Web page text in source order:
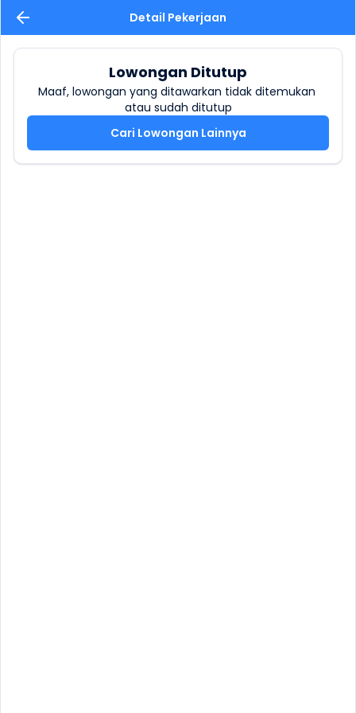
Detail Pekerjaan
Lowongan Ditutup
Maaf, lowongan yang ditawarkan tidak ditemukan
atau sudah ditutup
Cari Lowongan Lainnya